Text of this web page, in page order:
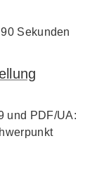
und PDF/UA: